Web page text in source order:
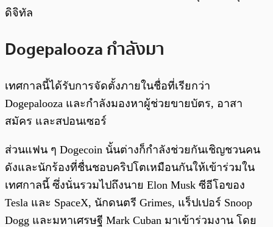
ดิจิทัล
Dogepalooza กำลังมา
เทศกาลนี้ได้รับการจัดตั้งภายในชื่อที่เรียกว่า
Dogepalooza และกำลังมองหาผู้ช่วยขายบัตร, อาสา
สมัคร และสปอนเซอร์
ส่วนแฟน ๆ Dogecoin นั้นต่างก็กำลังช่วยกันเชิญชวนคน
ดังและนักร้องที่ชื่นชอบคริปโตเหมือนกันให้เข้าร่วมใน
เทศกาลนี้ ซึ่งนั่นรวมไปถึงนาย Elon Musk ซีอีโอของ
Tesla และ SpaceX, นักดนตรี Grimes, แร็ปเปอร์ Snoop
Dogg และมหาเศรษฐี Mark Cuban มาเข้าร่วมงาน โดย